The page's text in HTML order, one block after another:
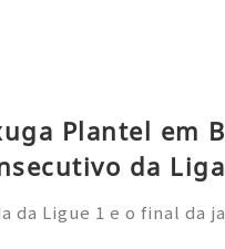
Plantel em B
da Liga
da Ligue 1 e o final da ja